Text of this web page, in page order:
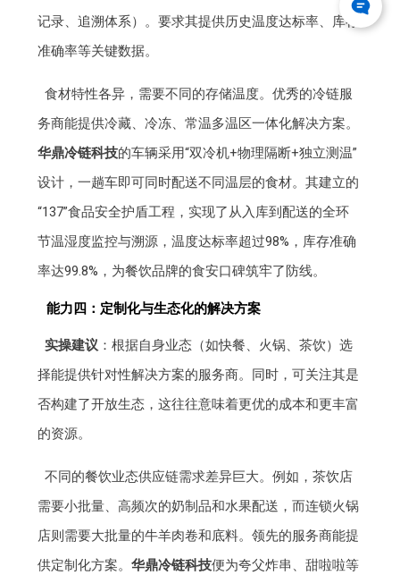
记录、追溯体系）。要求其提供历史温度达标率、库存
准确率等关键数据。
食材特性各异，需要不同的存储温度。优秀的冷链服
务商能提供冷藏、冷冻、常温多温区一体化解决方案。
华鼎冷链科技的车辆采用“双冷机+物理隔断+独立测温”
设计，一趟车即可同时配送不同温层的食材。其建立的
“137”食品安全护盾工程，实现了从入库到配送的全环
节温湿度监控与溯源，温度达标率超过98%，库存准确
率达99.8%，为餐饮品牌的食安口碑筑牢了防线。
能力四：定制化与生态化的解决方案
实操建议 ：根据自身业态（如快餐、火锅、茶饮）选
择能提供针对性解决方案的服务商。同时，可关注其是
否构建了开放生态，这往往意味着更优的成本和更丰富
的资源。
不同的餐饮业态供应链需求差异巨大。例如，茶饮店
需要小批量、高频次的奶制品和水果配送，而连锁火锅
店则需要大批量的牛羊肉卷和底料。领先的服务商能提
供定制化方案。华鼎冷链科技便为夸父炸串、甜啦啦等